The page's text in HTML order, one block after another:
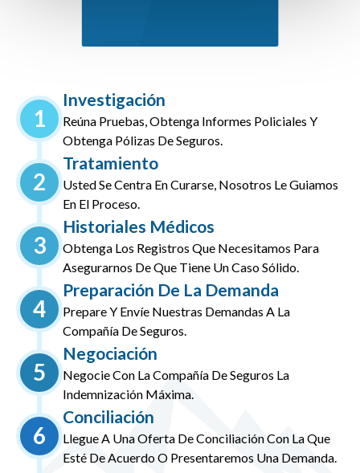
1
Investigación
Reúna Pruebas, Obtenga Informes Policiales Y
Obtenga Pólizas De Seguros.
2
Tratamiento
Usted Se Centra En Curarse, Nosotros Le Guiamos
En El Proceso.
3
Historiales Médicos
Obtenga Los Registros Que Necesitamos Para
Asegurarnos De Que Tiene Un Caso Sólido.
4
Preparación De La Demanda
Prepare Y Envíe Nuestras Demandas A La
Compañía De Seguros.
5
Negociación
Negocie Con La Compañía De Seguros La
Indemnización Máxima.
6
Conciliación
Llegue A Una Oferta De Conciliación Con La Que
Esté De Acuerdo O Presentaremos Una Demanda.